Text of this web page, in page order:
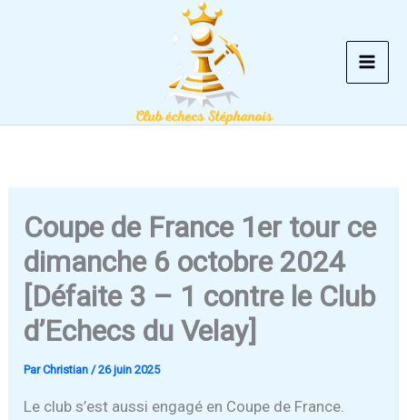
Coupe de France 1er tour ce
dimanche 6 octobre 2024
[Défaite 3 – 1 contre le Club
d’Echecs du Velay]
ParChristian/26 juin 2025
Le club s’est aussi engagé en Coupe de France.